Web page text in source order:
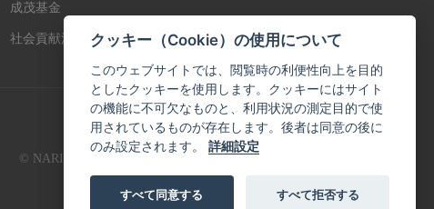
成茂基金
社会貢献活動
© NARISHIGE Group. All Ritghts Reserved. 1999-2026
クッキー（Cookie）の使用について
このウェブサイトでは、閲覧時の利便性向上を目的
としたクッキーを使用します。クッキーにはサイト
の機能に不可欠なものと、利用状況の測定目的で使
用されているものが存在します。後者は同意の後に
のみ設定されます。 詳細設定
すべて同意する すべて拒否する